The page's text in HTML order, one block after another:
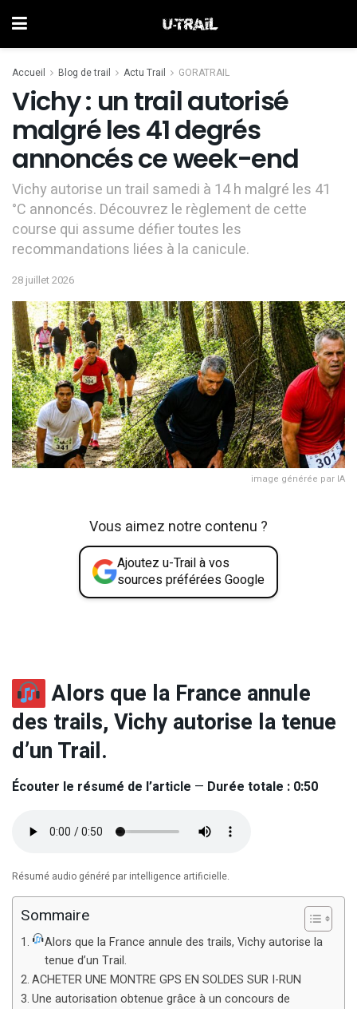
Accueil Blog de trail Actu Trail GORATRAIL
Vichy : un trail autorisé
malgré les 41 degrés
annoncés ce week-end
Vichy autorise un trail samedi à 14 h malgré les 41
°C annoncés. Découvrez le règlement de cette
course qui assume défier toutes les
recommandations liées à la canicule.
28 juillet 2026
image générée par IA
Vous aimez notre contenu ?
Ajoutez u-Trail à vos
sources préférées Google
Alors que la France annule
des trails, Vichy autorise la tenue
d’un Trail.
Écouter le résumé de l’article — Durée totale : 0:50
Résumé audio généré par intelligence artificielle.
Sommaire
Alors que la France annule des trails, Vichy autorise la
tenue d’un Trail.
ACHETER UNE MONTRE GPS EN SOLDES SUR I-RUN
Une autorisation obtenue grâce à un concours de